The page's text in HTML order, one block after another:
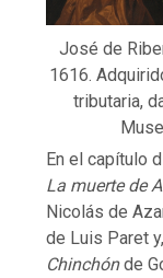
José de
1616.
tributaria,
En el capítulo
La muerte de
Nicolás de
de Luis Paret
Chinchónde